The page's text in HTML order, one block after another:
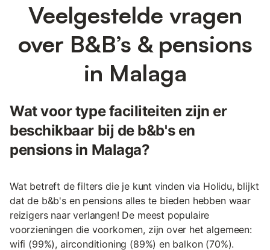
Veelgestelde vragen
over B&B’s & pensions
in Malaga
Wat voor type faciliteiten zijn er
beschikbaar bij de b&b's en
pensions in Malaga?
Wat betreft de filters die je kunt vinden via Holidu, blijkt
dat de b&b's en pensions alles te bieden hebben waar
reizigers naar verlangen! De meest populaire
voorzieningen die voorkomen, zijn over het algemeen:
wifi (99%), airconditioning (89%) en balkon (70%).